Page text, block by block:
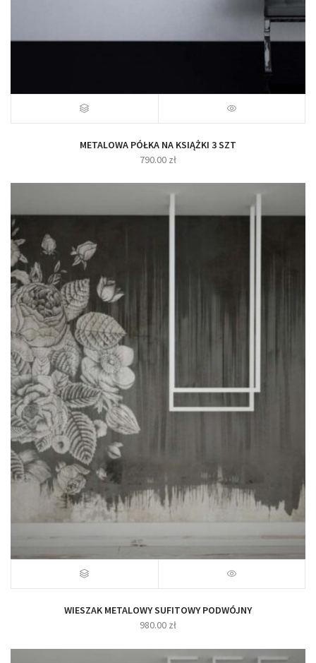
METALOWA PÓŁKA NA KSIĄŻKI 3 SZT
790.00 zł
WIESZAK METALOWY SUFITOWY PODWÓJNY
980.00 zł